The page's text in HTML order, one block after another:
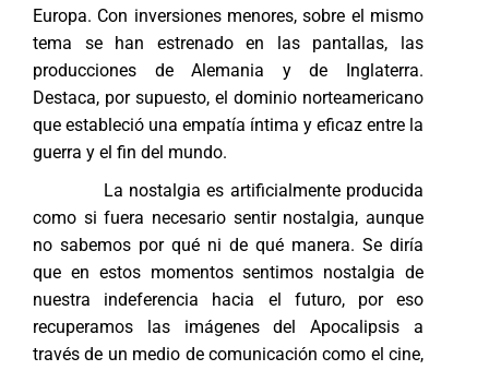
Europa. Con inversiones menores, sobre el mismo
tema se han estrenado en las pantallas, las
producciones de Alemania y de Inglaterra.
Destaca, por supuesto, el dominio norteamericano
que estableció una empatía íntima y eficaz entre la
guerra y el fin del mundo.
La nostalgia es artificialmente producida
como si fuera necesario sentir nostalgia, aunque
no sabemos por qué ni de qué manera. Se diría
que en estos momentos sentimos nostalgia de
nuestra indeferencia hacia el futuro, por eso
recuperamos las imágenes del Apocalipsis a
través de un medio de comunicación como el cine,